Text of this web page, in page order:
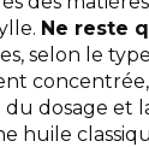
Ne reste
selon le
concentrée,
dosage et
huile